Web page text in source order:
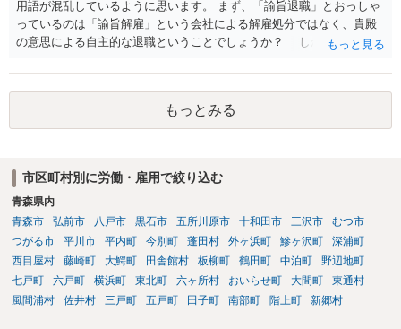
用語が混乱しているように思います。 まず、「諭旨退職」とおっしゃ
っているのは「諭旨解雇」という会社による解雇処分ではなく、貴殿
の意思による自主的な退職ということでしょうか？ しかし、記載さ
す。 その場合、解雇には客観的で合理的な理由が必要であり、かつ
解雇という処分が社会通念上相当と認められない限り、解雇は無効で
す。 結局、貴殿のネット炎上の内容や原因、勤務先に与えた影響な
どを具体的に検討しなければ、何とも申し上げることができません。
法に関する専門的な知識が必要な事案ですので、一度、お近くの弁護
士にご相談下さい。
もっとみる
市区町村別に労働・雇用で絞り込む
青森県内
青森市
弘前市 八戸市 黒石市 五所川原市 十和田市 三沢市
むつ市
つがる市
平川市 平内町 今別町 蓬田村 外ヶ浜町 鰺ヶ沢町
深浦町
西目屋村
藤崎町 大鰐町 田舎館村 板柳町 鶴田町 中泊町
野辺地町
七戸町
六戸町 横浜町 東北町 六ヶ所村 おいらせ町 大間町
東通村
風間浦村
佐井村 三戸町 五戸町 田子町 南部町 階上町 新郷村